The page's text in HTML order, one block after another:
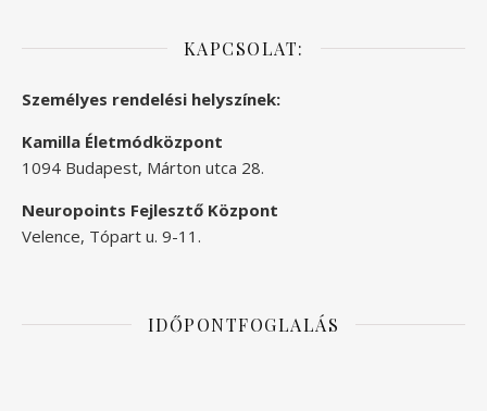
KAPCSOLAT:
Személyes rendelési helyszínek:
Kamilla Életmódközpont
1094 Budapest, Márton utca 28.
Neuropoints Fejlesztő Központ
Velence, Tópart u. 9-11.
IDŐPONTFOGLALÁS